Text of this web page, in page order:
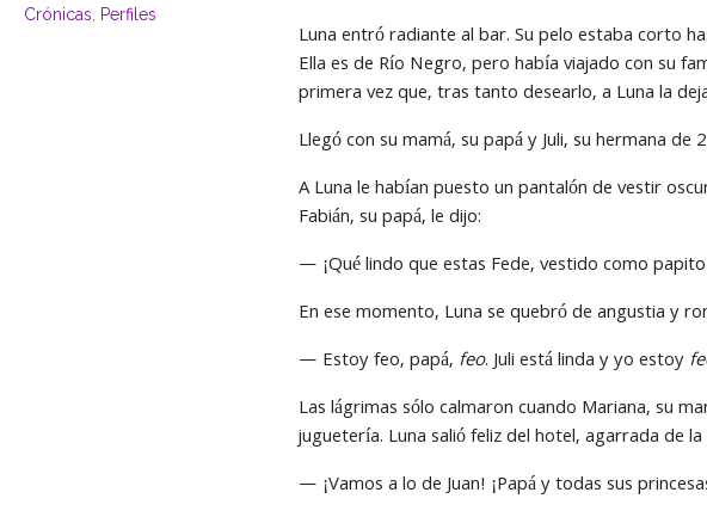
Crónicas
Perfiles
Luna entró radiante al bar. Su pelo estaba corto
Ella es de Río Negro, pero había viajado con su
primera vez que, tras tanto desearlo, a Luna la
Llegó con su mamá, su papá y Juli, su hermana
A Luna le habían puesto un pantalón de vestir
Fabián, su papá, le dijo:
— ¡Qué lindo que estas Fede, vestido como
En ese momento, Luna se quebró de angustia y
— Estoy feo, papá, feo. Juli está linda y yo estoy
Las lágrimas sólo calmaron cuando Mariana, su
juguetería. Luna salió feliz del hotel, agarrada de
— ¡Vamos a lo de Juan! ¡Papá y todas sus